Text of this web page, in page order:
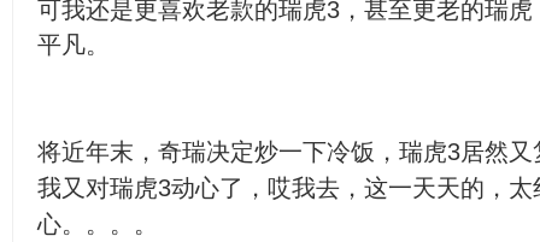
可我还是更喜欢老款的瑞虎3，甚至更老的瑞
平凡。
将近年末，奇瑞决定炒一下冷饭，瑞虎3居然
我又对瑞虎3动心了，哎我去，这一天天的，
心。。。。